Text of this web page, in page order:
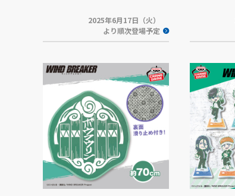
2025年6月17日（火）
より順次登場予定